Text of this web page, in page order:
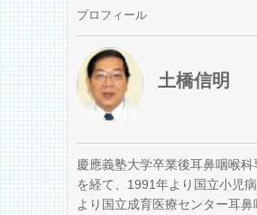
プロフィール
土橋信明
慶應義塾大学卒業後耳鼻咽喉科
を経て、1991年より国立小児
より国立成育医療センター耳